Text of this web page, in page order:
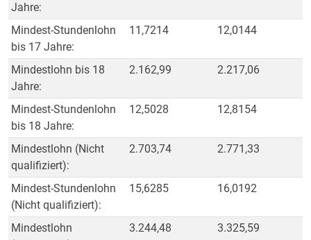
Jahre:
Mindest-Stundenlohn
bis 17 Jahre:
11,7214 12,0144
Mindestlohn bis 18
Jahre:
2.162,99 2.217,06
Mindest-Stundenlohn
bis 18 Jahre:
12,5028 12,8154
Mindestlohn (Nicht
qualifiziert):
2.703,74 2.771,33
Mindest-Stundenlohn
(Nicht qualifiziert):
15,6285 16,0192
Mindestlohn
3.244,48 3.325,59